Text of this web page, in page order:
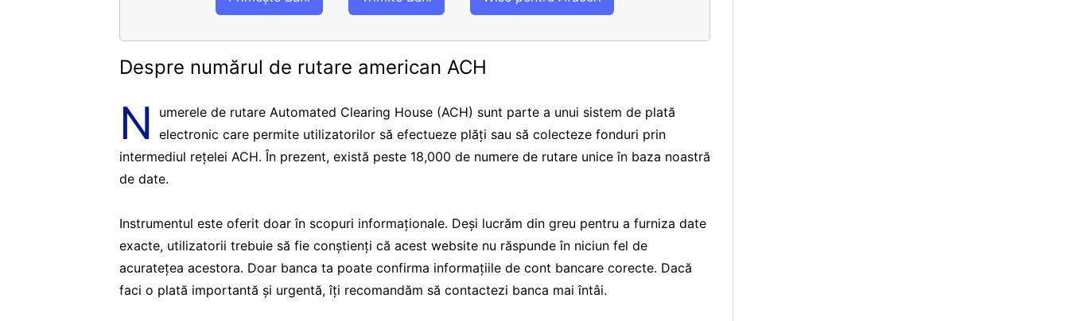
Despre numărul de rutare american ACH
N
umerele de rutare Automated Clearing House (ACH) sunt parte a unui sistem de plată
electronic care permite utilizatorilor să efectueze plăți sau să colecteze fonduri prin
intermediul rețelei ACH. În prezent, există peste 18,000 de numere de rutare unice în baza noastră
de date.
Instrumentul este oferit doar în scopuri informaționale. Deși lucrăm din greu pentru a furniza date
exacte, utilizatorii trebuie să fie conștienți că acest website nu răspunde în niciun fel de
acuratețea acestora. Doar banca ta poate confirma informațiile de cont bancare corecte. Dacă
faci o plată importantă și urgentă, îți recomandăm să contactezi banca mai întâi.